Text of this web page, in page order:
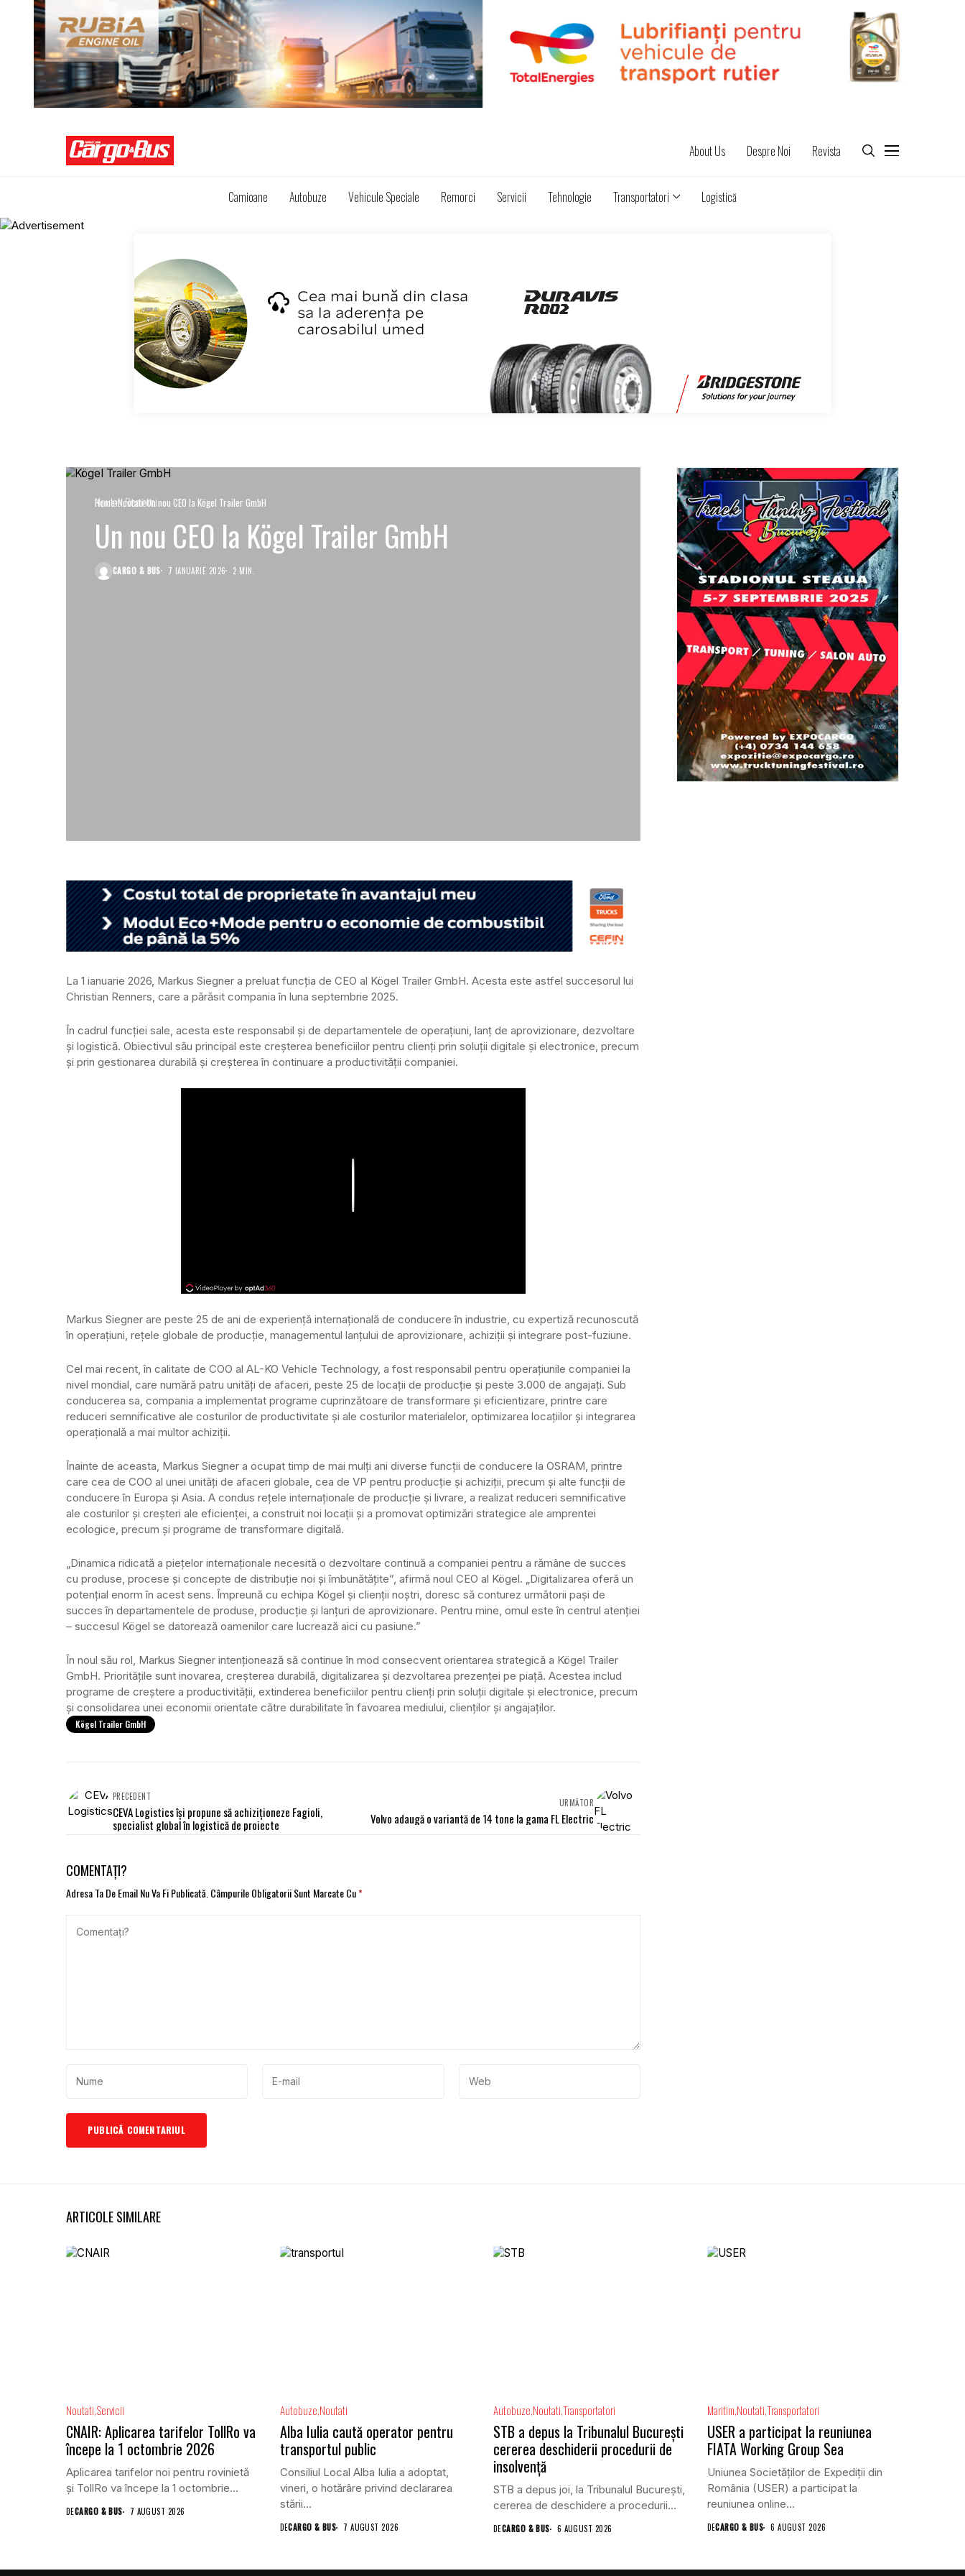
About Us Despre Noi Revista
Camioane Autobuze Vehicule Speciale Remorci Servicii Tehnologie Transportatori Logistică
Home Noutati Un nou CEO la Kögel Trailer GmbH
NoutatiRemorci
Un nou CEO la Kögel Trailer GmbH
CARGO & BUS 7 IANUARIE 2026 2 MIN.
La 1 ianuarie 2026, Markus Siegner a preluat funcția de CEO al Kögel Trailer GmbH. Acesta este astfel succesorul lui
Christian Renners, care a părăsit compania în luna septembrie 2025.
În cadrul funcției sale, acesta este responsabil și de departamentele de operațiuni, lanț de aprovizionare, dezvoltare
și logistică. Obiectivul său principal este creșterea beneficiilor pentru clienți prin soluții digitale și electronice, precum
și prin gestionarea durabilă și creșterea în continuare a productivității companiei.
Markus Siegner are peste 25 de ani de experiență internațională de conducere în industrie, cu expertiză recunoscută
în operațiuni, rețele globale de producție, managementul lanțului de aprovizionare, achiziții și integrare post-fuziune.
Cel mai recent, în calitate de COO al AL-KO Vehicle Technology, a fost responsabil pentru operațiunile companiei la
nivel mondial, care numără patru unități de afaceri, peste 25 de locații de producție și peste 3.000 de angajați. Sub
conducerea sa, compania a implementat programe cuprinzătoare de transformare și eficientizare, printre care
reduceri semnificative ale costurilor de productivitate și ale costurilor materialelor, optimizarea locațiilor și integrarea
operațională a mai multor achiziții.
Înainte de aceasta, Markus Siegner a ocupat timp de mai mulți ani diverse funcții de conducere la OSRAM, printre
care cea de COO al unei unități de afaceri globale, cea de VP pentru producție și achiziții, precum și alte funcții de
conducere în Europa și Asia. A condus rețele internaționale de producție și livrare, a realizat reduceri semnificative
ale costurilor și creșteri ale eficienței, a construit noi locații și a promovat optimizări strategice ale amprentei
ecologice, precum și programe de transformare digitală.
„Dinamica ridicată a piețelor internaționale necesită o dezvoltare continuă a companiei pentru a rămâne de succes
cu produse, procese și concepte de distribuție noi și îmbunătățite”, afirmă noul CEO al Kögel. „Digitalizarea oferă un
potențial enorm în acest sens. Împreună cu echipa Kögel și clienții noștri, doresc să conturez următorii pași de
succes în departamentele de produse, producție și lanțuri de aprovizionare. Pentru mine, omul este în centrul atenției
– succesul Kögel se datorează oamenilor care lucrează aici cu pasiune.”
În noul său rol, Markus Siegner intenționează să continue în mod consecvent orientarea strategică a Kögel Trailer
GmbH. Prioritățile sunt inovarea, creșterea durabilă, digitalizarea și dezvoltarea prezenței pe piață. Acestea includ
programe de creștere a productivității, extinderea beneficiilor pentru clienți prin soluții digitale și electronice, precum
și consolidarea unei economii orientate către durabilitate în favoarea mediului, clienților și angajaților.
Kögel Trailer GmbH
PRECEDENT
CEVA Logistics își propune să achiziționeze Fagioli,
specialist global în logistică de proiecte
URMĂTOR
Volvo adaugă o variantă de 14 tone la gama FL Electric
COMENTAȚI?
Adresa Ta De Email Nu Va Fi Publicată. Câmpurile Obligatorii Sunt Marcate Cu*
ARTICOLE SIMILARE
Noutati Servicii
CNAIR: Aplicarea tarifelor TollRo va
începe la 1 octombrie 2026
Aplicarea tarifelor noi pentru rovinietă
și TollRo va începe la 1 octombrie...
DECARGO & BUS 7 AUGUST 2026
Autobuze Noutati
Alba Iulia caută operator pentru
transportul public
Consiliul Local Alba Iulia a adoptat,
vineri, o hotărâre privind declararea
stării...
DECARGO & BUS 7 AUGUST 2026
Autobuze NoutatiTransportatori
STB a depus la Tribunalul București
cererea deschiderii procedurii de
insolvență
STB a depus joi, la Tribunalul Bucureşti,
cererea de deschidere a procedurii...
DECARGO & BUS 6 AUGUST 2026
Maritim NoutatiTransportatori
USER a participat la reuniunea
FIATA Working Group Sea
Uniunea Societăților de Expediții din
România (USER) a participat la
reuniunea online...
DECARGO & BUS 6 AUGUST 2026